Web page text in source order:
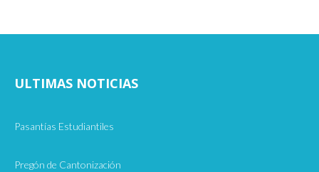
ULTIMAS NOTICIAS
Pasantías Estudiantiles
Pregón de Cantonización